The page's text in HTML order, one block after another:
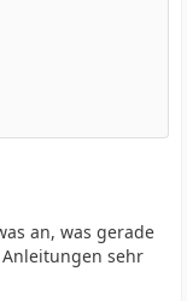
an, was gerade
sehr